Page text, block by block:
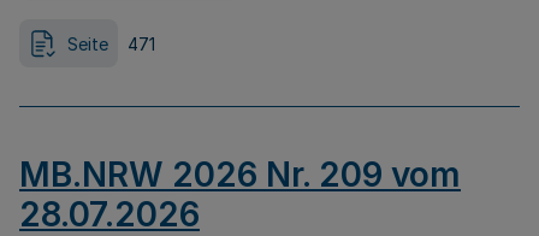
Seite 471
MB.NRW 2026 Nr. 209 vom
28.07.2026